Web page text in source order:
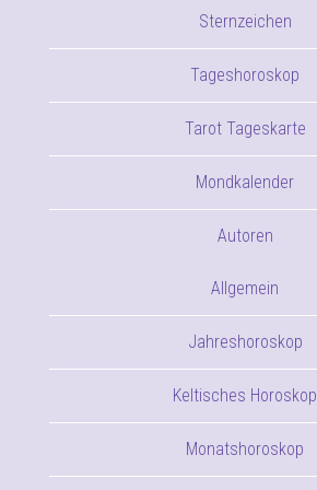
Sternzeichen
Tageshoroskop
Tarot Tageskarte
Mondkalender
Autoren
Allgemein
Jahreshoroskop
Keltisches Horoskop
Monatshoroskop